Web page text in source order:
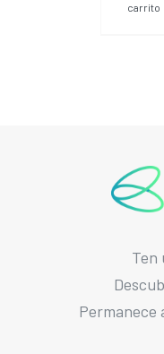
carrito
Ten
Permanece